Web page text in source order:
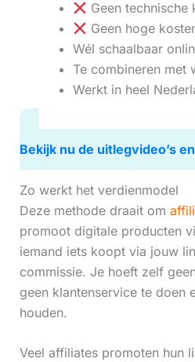
Geen technische
Geen hoge
Wél schaalbaar
Te combineren met
Werkt in heel
Bekijk nu de uitlegvideo’s
Zo werkt het verdienmodel
Deze methode draait om
promoot digitale producten
iemand iets koopt via jouw
commissie. Je hoeft zelf
geen klantenservice te doen
houden.
Veel affiliates promoten hun